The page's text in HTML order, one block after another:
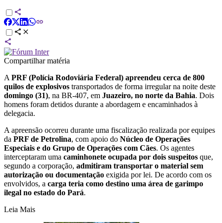
Compartilhar matéria
A PRF (Polícia Rodoviária Federal) apreendeu cerca de 800
quilos de explosivos transportados de forma irregular na noite deste
domingo (31), na BR-407, em Juazeiro, no norte da Bahia. Dois
homens foram detidos durante a abordagem e encaminhados à
delegacia.
A apreensão ocorreu durante uma fiscalização realizada por equipes
da PRF de Petrolina, com apoio do Núcleo de Operações
Especiais e do Grupo de Operações com Cães. Os agentes
interceptaram uma caminhonete ocupada por dois suspeitos que,
segundo a corporação, admitiram transportar o material sem
autorização ou documentação exigida por lei. De acordo com os
envolvidos, a carga teria como destino uma área de garimpo
ilegal no estado do Pará.
Leia Mais